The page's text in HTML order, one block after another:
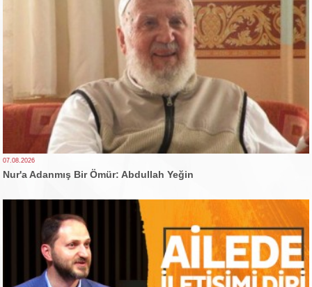
07.08.2026
Nur'a Adanmış Bir Ömür: Abdullah Yeğin